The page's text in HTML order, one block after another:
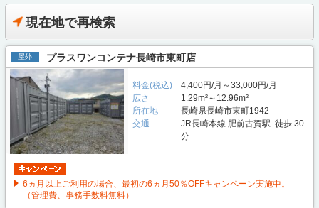
現在地で再検索
屋外 プラスワンコンテナ長崎市東町店
料金(税込)
4,400円/月～33,000円/月
広さ
1.29m²～12.96m²
所在地
長崎県長崎市東町1942
交通
JR長崎本線 肥前古賀駅 徒歩 30
分
6ヵ月以上ご利用の場合、最初の6ヵ月50％OFFキャンペーン実施中。
（管理費、事務手数料無料）